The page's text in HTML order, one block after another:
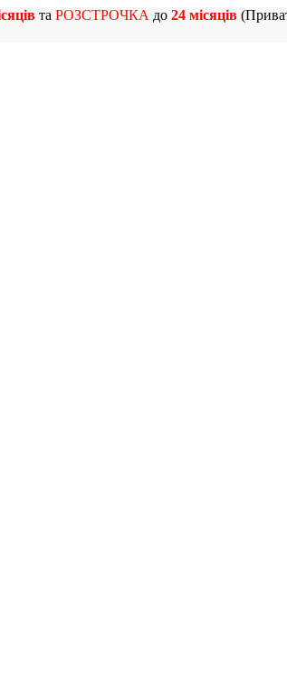
та РОЗСТРОЧКА до 24 місяців